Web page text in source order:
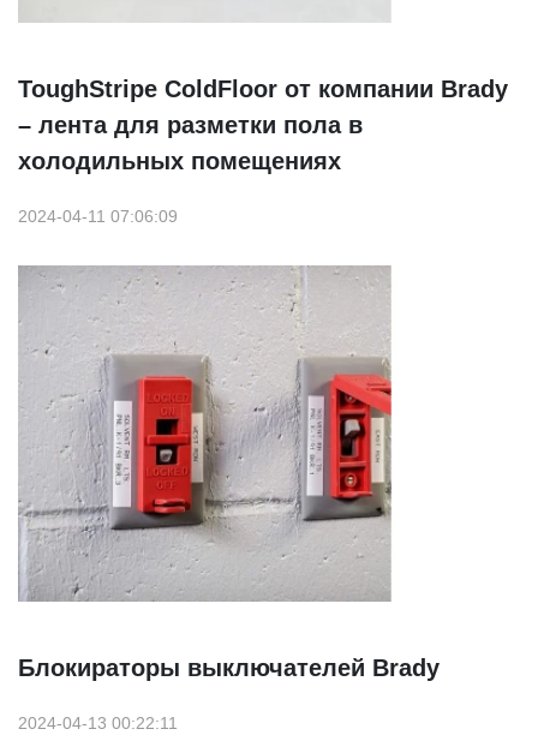
ToughStripe ColdFloor от компании Brady
– лента для разметки пола в
холодильных помещениях
2024-04-11 07:06:09
Блокираторы выключателей Brady
2024-04-13 00:22:11